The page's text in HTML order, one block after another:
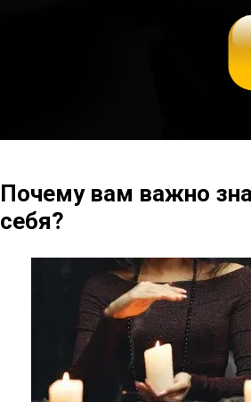
Почему вам важно
себя?